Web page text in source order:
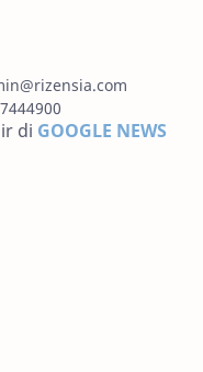
di GOOGLE NEWS